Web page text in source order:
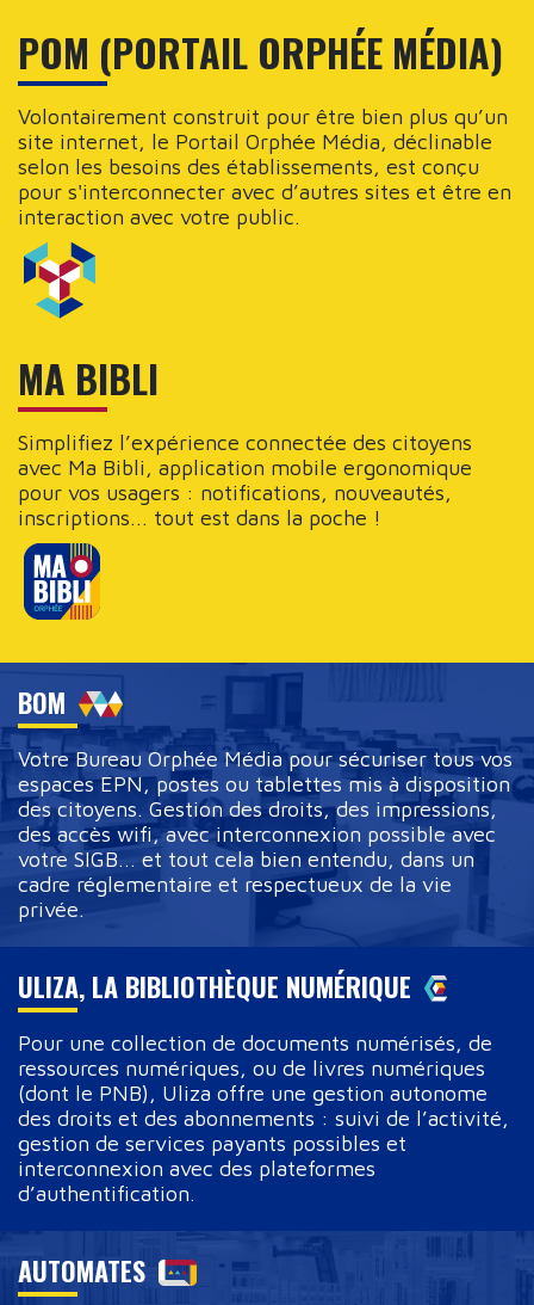
POM (PORTAIL ORPHÉE MÉDIA)
Volontairement construit pour être bien plus qu’un
site internet, le Portail Orphée Média, déclinable
selon les besoins des établissements, est conçu
pour s'interconnecter avec d’autres sites et être en
interaction avec votre public.
MA BIBLI
Simplifiez l’expérience connectée des citoyens
avec Ma Bibli, application mobile ergonomique
pour vos usagers : notifications, nouveautés,
inscriptions... tout est dans la poche !
BOM
Votre Bureau Orphée Média pour sécuriser tous vos
espaces EPN, postes ou tablettes mis à disposition
des citoyens. Gestion des droits, des impressions,
des accès wifi, avec interconnexion possible avec
votre SIGB... et tout cela bien entendu, dans un
cadre réglementaire et respectueux de la vie
privée.
AUTOMATES
ULIZA, LA BIBLIOTHÈQUE NUMÉRIQUE
Pour une collection de documents numérisés, de
ressources numériques, ou de livres numériques
(dont le PNB), Uliza offre une gestion autonome
des droits et des abonnements : suivi de l’activité,
gestion de services payants possibles et
interconnexion avec des plateformes
d’authentification.